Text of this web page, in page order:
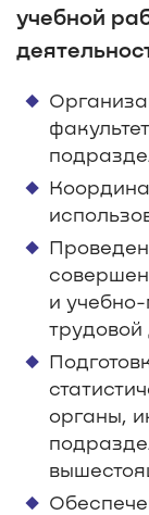
учебной
и
органы,